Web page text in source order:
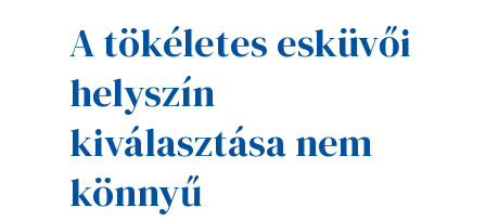
A tökéletes esküvői
helyszín
kiválasztása nem
könnyű